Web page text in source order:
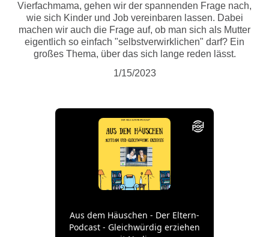
Vierfachmama, gehen wir der spannenden Frage nach,
wie sich Kinder und Job vereinbaren lassen. Dabei
machen wir auch die Frage auf, ob man sich als Mutter
eigentlich so einfach "selbstverwirklichen" darf? Ein
großes Thema, über das sich lange reden lässt.
1/15/2023